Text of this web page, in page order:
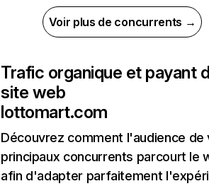
Voir plus de concurrents →
Trafic organique et payant
site web
lottomart.com
Découvrez comment l'audience de
principaux concurrents parcourt le
afin d'adapter parfaitement